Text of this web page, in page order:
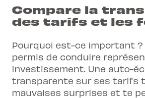
Compare la
des tarifs et les
Pourquoi est-ce important ?
permis de conduire
investissement. Une auto-
transparente sur ses tarifs
mauvaises surprises et te